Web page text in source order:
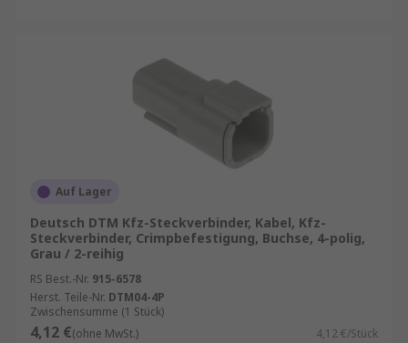
Auf Lager
Deutsch DTM Kfz-Steckverbinder, Kabel, Kfz-
Steckverbinder, Crimpbefestigung, Buchse, 4-polig,
Grau / 2-reihig
RS Best.-Nr. 915-6578
Herst. Teile-Nr. DTM04-4P
Zwischensumme (1 Stück)
4,12 €(ohne MwSt.) 4,12 €/Stück